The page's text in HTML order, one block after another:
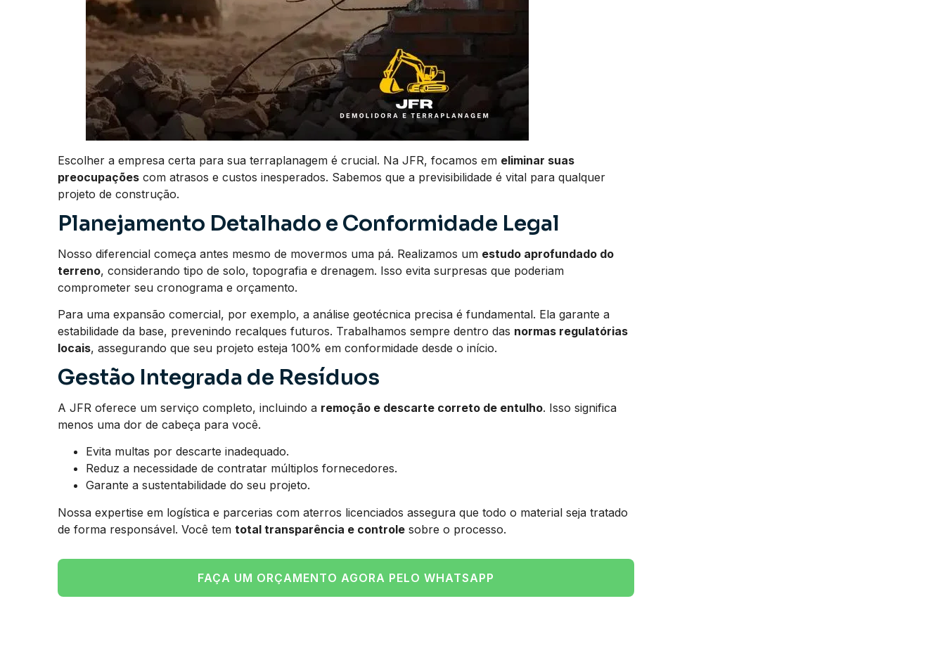
Escolher a empresa certa para sua terraplanagem é crucial. Na JFR, focamos em eliminar suas
preocupações com atrasos e custos inesperados. Sabemos que a previsibilidade é vital para qualquer
projeto de construção.
Planejamento Detalhado e Conformidade Legal
Nosso diferencial começa antes mesmo de movermos uma pá. Realizamos um estudo aprofundado do
terreno, considerando tipo de solo, topografia e drenagem. Isso evita surpresas que poderiam
comprometer seu cronograma e orçamento.
Para uma expansão comercial, por exemplo, a análise geotécnica precisa é fundamental. Ela garante a
estabilidade da base, prevenindo recalques futuros. Trabalhamos sempre dentro das normas regulatórias
locais, assegurando que seu projeto esteja 100% em conformidade desde o início.
Gestão Integrada de Resíduos
A JFR oferece um serviço completo, incluindo a remoção e descarte correto de entulho. Isso significa
menos uma dor de cabeça para você.
Evita multas por descarte inadequado.
Reduz a necessidade de contratar múltiplos fornecedores.
Garante a sustentabilidade do seu projeto.
Nossa expertise em logística e parcerias com aterros licenciados assegura que todo o material seja tratado
de forma responsável. Você tem total transparência e controle sobre o processo.
FAÇA UM ORÇAMENTO AGORA PELO WHATSAPP